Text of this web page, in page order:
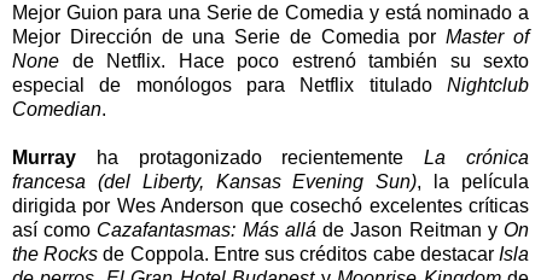
Mejor Guion para una Serie de Comedia y está nominado a
Mejor Dirección de una Serie de Comedia porMaster of
None de Netflix. Hace poco estrenó también su sexto
especial de monólogos para Netflix titulado Nightclub
Comedian.
Murray ha protagonizado recientementeLa crónica
francesa (del Liberty, Kansas Evening Sun), la película
dirigida por Wes Anderson que cosechó excelentes críticas
así como Cazafantasmas: Más allá de Jason Reitman yOn
the Rocks de Coppola. Entre sus créditos cabe destacarIsla